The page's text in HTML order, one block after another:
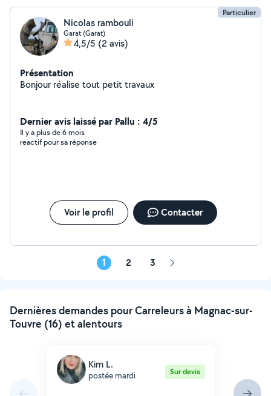
Particulier
Nicolas rambouli
Garat (Garat)
4,5/5 (2 avis)
Présentation
Bonjour réalise tout petit travaux
Dernier avis laissé par Pallu : 4/5
Il y a plus de 6 mois
reactif pour sa réponse
Voir le profil Contacter
1 2 3 Page
Dernières demandes pour Carreleurs à Magnac-sur-
Touvre (16) et alentours
Kim L.
postée mardi Sur devis